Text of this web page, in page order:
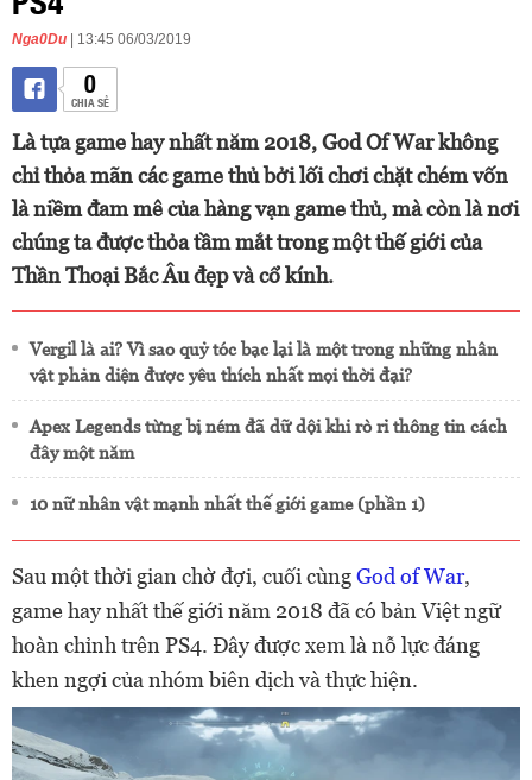
Nga0Du | 13:45 06/03/2019
0
CHIA SẺ
Là tựa game hay nhất năm 2018, God Of War không
chỉ thỏa mãn các game thủ bởi lối chơi chặt chém vốn
là niềm đam mê của hàng vạn game thủ, mà còn là nơi
chúng ta được thỏa tầm mắt trong một thế giới của
Thần Thoại Bắc Âu đẹp và cổ kính.
Vergil là ai? Vì sao quỷ tóc bạc lại là một trong những nhân
vật phản diện được yêu thích nhất mọi thời đại?
Apex Legends từng bị ném đã dữ dội khi rò rỉ thông tin cách
đây một năm
10 nữ nhân vật mạnh nhất thế giới game (phần 1)
Sau một thời gian chờ đợi, cuối cùngGod of War,
game hay nhất thế giới năm 2018 đã có bản Việt ngữ
hoàn chỉnh trên PS4. Đây được xem là nỗ lực đáng
khen ngợi của nhóm biên dịch và thực hiện.